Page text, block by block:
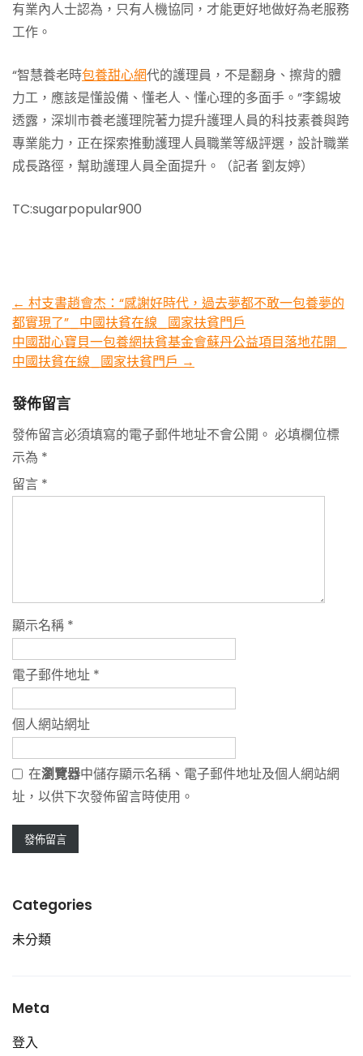
有業內人士認為，只有人機協同，才能更好地做好為老服務
工作。
“智慧養老時包養甜心網代的護理員，不是翻身、擦背的體
力工，應該是懂設備、懂老人、懂心理的多面手。”李錫坡
透露，深圳市養老護理院著力提升護理人員的科技素養與跨
專業能力，正在探索推動護理人員職業等級評選，設計職業
成長路徑，幫助護理人員全面提升。（記者 劉友婷）
TC:sugarpopular900
Post
navigation
← 村支書趙會杰：“感謝好時代，過去夢都不敢一包養夢的
都實現了”_中國扶貧在線_國家扶貧門戶
中國甜心寶貝一包養網扶貧基金會蘇丹公益項目落地花開_
中國扶貧在線_國家扶貧門戶 →
發佈留言
發佈留言必須填寫的電子郵件地址不會公開。 必填欄位標
示為 *
留言 *
顯示名稱 *
電子郵件地址 *
個人網站網址
在瀏覽器中儲存顯示名稱、電子郵件地址及個人網站網
址，以供下次發佈留言時使用。
Categories
未分類
Meta
登入